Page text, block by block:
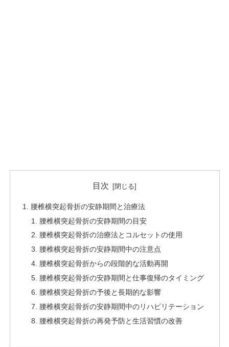
目次
腰椎横突起骨折の安静期間と治療法
腰椎横突起骨折の安静期間の目安
腰椎横突起骨折の治療法とコルセットの使用
腰椎横突起骨折の安静期間中の注意点
腰椎横突起骨折からの段階的な活動再開
腰椎横突起骨折の安静期間と仕事復帰のタイミング
腰椎横突起骨折の予後と長期的な影響
腰椎横突起骨折の安静期間中のリハビリテーション
腰椎横突起骨折の再発予防と生活習慣の改善